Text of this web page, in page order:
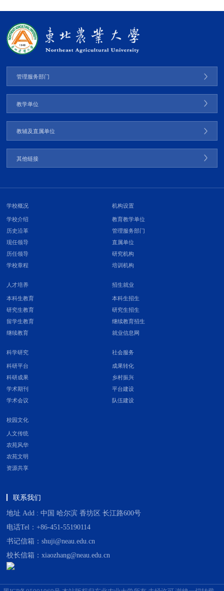
管理服务部门
教学单位
教辅及直属单位
其他链接
学校概况
学校介绍
历史沿革
现任领导
历任领导
学校章程
机构设置
教育教学单位
管理服务部门
直属单位
研究机构
培训机构
人才培养
本科生教育
研究生教育
留学生教育
继续教育
招生就业
本科生招生
研究生招生
继续教育招生
就业信息网
科学研究
科研平台
科研成果
学术期刊
学术会议
社会服务
成果转化
乡村振兴
平台建设
队伍建设
校园文化
人文传统
农苑风华
农苑文明
资源共享
联系我们
地址 Add : 中国 哈尔滨 香坊区 长江路600号
电话Tel：+86-451-55190114
书记信箱：shuji@neau.edu.cn
校长信箱：xiaozhang@neau.edu.cn